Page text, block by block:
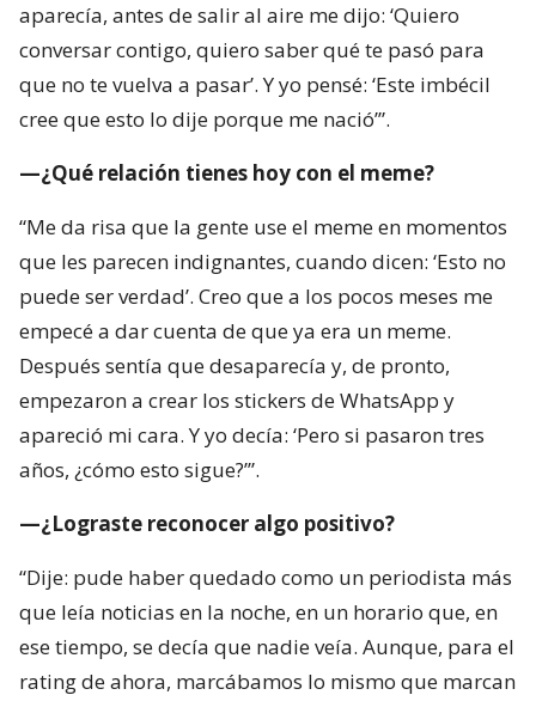
aparecía, antes de salir al aire me dijo: ‘Quiero
conversar contigo, quiero saber qué te pasó para
que no te vuelva a pasar’. Y yo pensé: ‘Este imbécil
cree que esto lo dije porque me nació’”.
—¿Qué relación tienes hoy con el meme?
“Me da risa que la gente use el meme en momentos
que les parecen indignantes, cuando dicen: ‘Esto no
puede ser verdad’. Creo que a los pocos meses me
empecé a dar cuenta de que ya era un meme.
Después sentía que desaparecía y, de pronto,
empezaron a crear los stickers de WhatsApp y
apareció mi cara. Y yo decía: ‘Pero si pasaron tres
años, ¿cómo esto sigue?’”.
—¿Lograste reconocer algo positivo?
“Dije: pude haber quedado como un periodista más
que leía noticias en la noche, en un horario que, en
ese tiempo, se decía que nadie veía. Aunque, para el
rating de ahora, marcábamos lo mismo que marcan